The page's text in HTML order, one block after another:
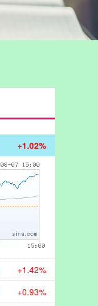
+1.02%
+1.42%
+0.93%